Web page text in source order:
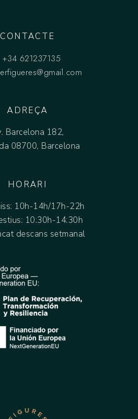
CONTACTE
+34 621237135
ADREÇA
Barcelona 182,
08700, Barcelona
HORARI
10h-14h/17h-22h
10:30h-14:30h
descans setmanal